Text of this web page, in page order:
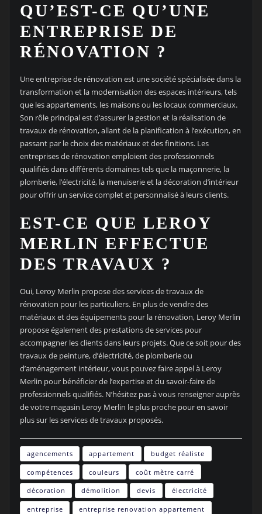
QU’EST-CE QU’UNE
ENTREPRISE DE
RÉNOVATION ?
Une entreprise de rénovation est une société spécialisée dans la
transformation et la modernisation des espaces intérieurs, tels
que les appartements, les maisons ou les locaux commerciaux.
Son rôle principal est d’assurer la gestion et la réalisation de
travaux de rénovation, allant de la planification à l’exécution, en
passant par le choix des matériaux et des finitions. Les
entreprises de rénovation emploient des professionnels
qualifiés dans différents domaines tels que la maçonnerie, la
plomberie, l’électricité, la menuiserie et la décoration d’intérieur
pour offrir un service complet et personnalisé à leurs clients.
EST-CE QUE LEROY
MERLIN EFFECTUE
DES TRAVAUX ?
Oui, Leroy Merlin propose des services de travaux de
rénovation pour les particuliers. En plus de vendre des
matériaux et des équipements pour la rénovation, Leroy Merlin
propose également des prestations de services pour
accompagner les clients dans leurs projets. Que ce soit pour des
travaux de peinture, d’électricité, de plomberie ou
d’aménagement intérieur, vous pouvez faire appel à Leroy
Merlin pour bénéficier de l’expertise et du savoir-faire de
professionnels qualifiés. N’hésitez pas à vous renseigner auprès
de votre magasin Leroy Merlin le plus proche pour en savoir
plus sur les services de travaux proposés.
agencements appartement budget réaliste
compétences couleurs coût mètre carré
décoration démolition devis électricité
entreprise entreprise renovation appartement